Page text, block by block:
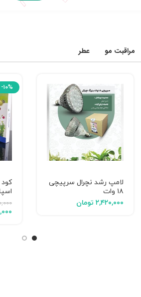
مراقبت مو عطر
لامپ رشد نچرال سرپیچی
۱۸ وات
۲,۴۲۰,۰۰۰ تومان
-۱۰%